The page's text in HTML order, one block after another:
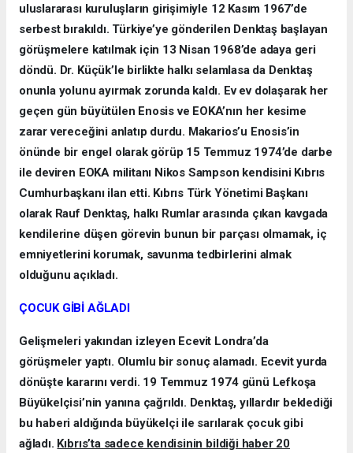
uluslararası kuruluşların girişimiyle 12 Kasım 1967’de
serbest bırakıldı. Türkiye’ye gönderilen Denktaş başlayan
görüşmelere katılmak için 13 Nisan 1968’de adaya geri
döndü. Dr. Küçük’le birlikte halkı selamlasa da Denktaş
onunla yolunu ayırmak zorunda kaldı. Ev ev dolaşarak her
geçen gün büyütülen Enosis ve EOKA’nın her kesime
zarar vereceğini anlatıp durdu. Makarios’u Enosis’in
önünde bir engel olarak görüp 15 Temmuz 1974’de darbe
ile deviren EOKA militanı Nikos Sampson kendisini Kıbrıs
Cumhurbaşkanı ilan etti. Kıbrıs Türk Yönetimi Başkanı
olarak Rauf Denktaş, halkı Rumlar arasında çıkan kavgada
kendilerine düşen görevin bunun bir parçası olmamak, iç
emniyetlerini korumak, savunma tedbirlerini almak
olduğunu açıkladı.
ÇOCUK GİBİ AĞLADI
Gelişmeleri yakından izleyen Ecevit Londra’da
görüşmeler yaptı. Olumlu bir sonuç alamadı. Ecevit yurda
dönüşte kararını verdi. 19 Temmuz 1974 günü Lefkoşa
Büyükelçisi’nin yanına çağrıldı. Denktaş, yıllardır beklediği
bu haberi aldığında büyükelçi ile sarılarak çocuk gibi
ağladı. Kıbrıs’ta sadece kendisinin bildiği haber 20